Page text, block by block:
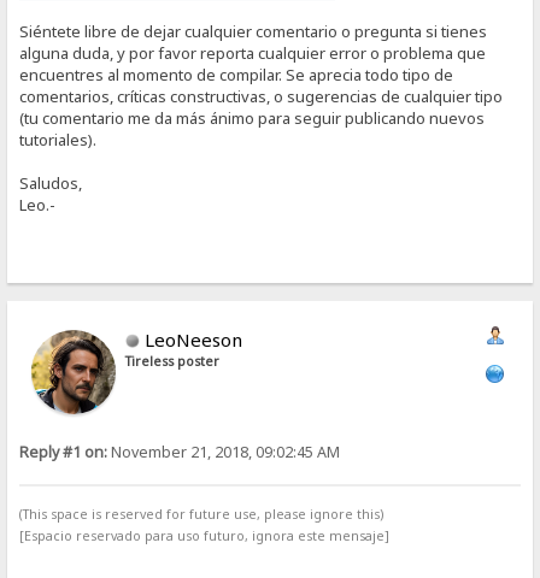
Siéntete libre de dejar cualquier comentario o pregunta si tienes
alguna duda, y por favor reporta cualquier error o problema que
encuentres al momento de compilar. Se aprecia todo tipo de
comentarios, críticas constructivas, o sugerencias de cualquier tipo
(tu comentario me da más ánimo para seguir publicando nuevos
tutoriales).
Saludos,
Leo.-
LeoNeeson
Tireless poster
Reply #1 on:November 21, 2018, 09:02:45 AM
(This space is reserved for future use, please ignore this)
[Espacio reservado para uso futuro, ignora este mensaje]